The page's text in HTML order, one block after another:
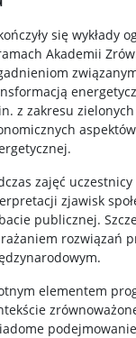
się wykłady
Akademii
z zakresu
zajęć
zjawisk
publicznej.
rozwiązań
elementem